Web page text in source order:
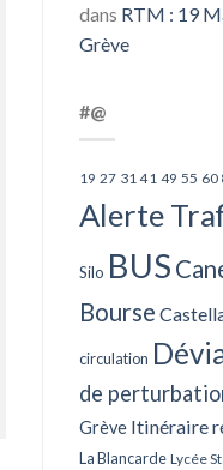
dans RTM : 19
Grève
#@
19 27 31 41 49 55 60
Alerte
Silo BUS
Bourse
circulation
de
Grève Itinéraire
La Blancarde Lycée